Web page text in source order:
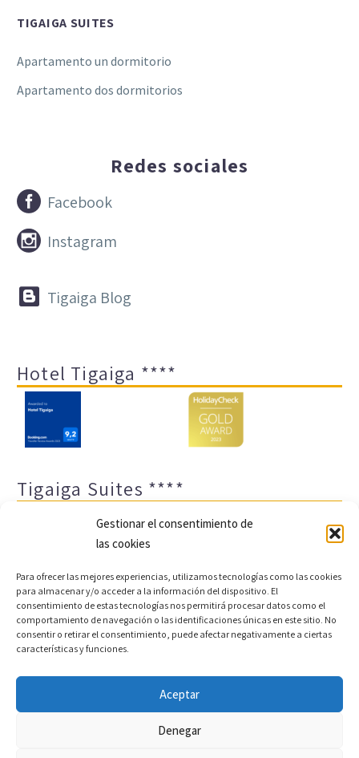
Gestionar el consentimiento de
las cookies
Para ofrecer las mejores experiencias, utilizamos tecnologías como las cookies
para almacenar y/o acceder a la información del dispositivo. El
consentimiento de estas tecnologías nos permitirá procesar datos como el
comportamiento de navegación o las identificaciones únicas en este sitio. No
consentir o retirar el consentimiento, puede afectar negativamente a ciertas
características y funciones.
Aceptar
Denegar
TIGAIGA SUITES
Apartamento un dormitorio
Apartamento dos dormitorios
Redes sociales

 Facebook

 Instagram

 Tigaiga Blog
Hotel Tigaiga ****
Tigaiga Suites ****
Aviso legal y política de privacidad
Transparencia
Cookies
Sitemap
Desarrollo web y motor de reservas